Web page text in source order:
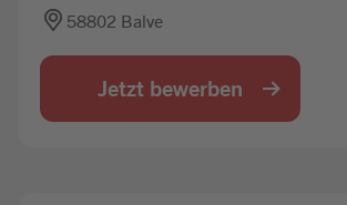
58802 Balve
Jetzt bewerben